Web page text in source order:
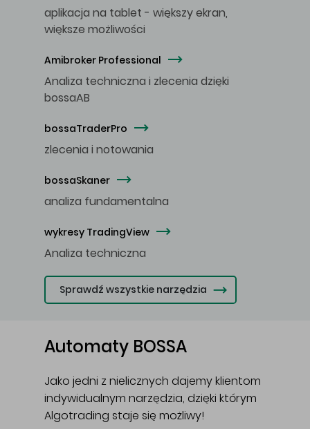
aplikacja na tablet - większy ekran,
większe możliwości
Amibroker Professional
Analiza techniczna i zlecenia dzięki
bossaAB
bossaTraderPro
zlecenia i notowania
bossaSkaner
analiza fundamentalna
wykresy TradingView
Analiza techniczna
Sprawdź wszystkie narzędzia
Automaty BOSSA
Jako jedni z nielicznych dajemy klientom
indywidualnym narzędzia, dzięki którym
Algotrading staje się możliwy!